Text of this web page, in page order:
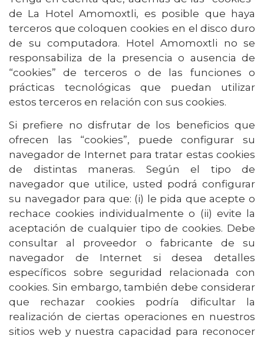
de La Hotel Amomoxtli, es posible que haya
terceros que coloquen cookies en el disco duro
de su computadora. Hotel Amomoxtli no se
responsabiliza de la presencia o ausencia de
“cookies” de terceros o de las funciones o
prácticas tecnológicas que puedan utilizar
estos terceros en relación con sus cookies.
Si prefiere no disfrutar de los beneficios que
ofrecen las “cookies”, puede configurar su
navegador de Internet para tratar estas cookies
de distintas maneras. Según el tipo de
navegador que utilice, usted podrá configurar
su navegador para que: (i) le pida que acepte o
rechace cookies individualmente o (ii) evite la
aceptación de cualquier tipo de cookies. Debe
consultar al proveedor o fabricante de su
navegador de Internet si desea detalles
específicos sobre seguridad relacionada con
cookies. Sin embargo, también debe considerar
que rechazar cookies podría dificultar la
realización de ciertas operaciones en nuestros
sitios web y nuestra capacidad para reconocer